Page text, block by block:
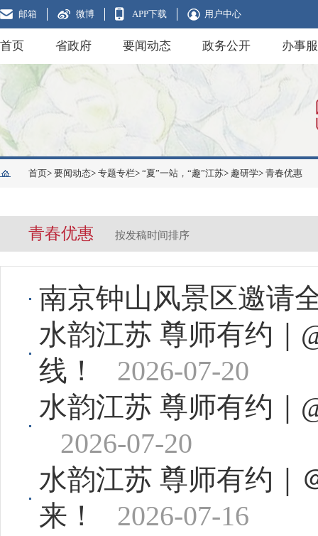
邮箱 微博 APP下载 用户中心
首页 省政府 要闻动态 政务公开 办事
首页> 要闻动态> 专题专栏> “夏”一站，“趣”江苏> 趣研学> 青春优惠
青春优惠 按发稿时间排序
南京钟山风景区邀请
水韵江苏 尊师有约｜
线！
2026-07-20
水韵江苏 尊师有约｜
2026-07-20
水韵江苏 尊师有约｜
来！
2026-07-16